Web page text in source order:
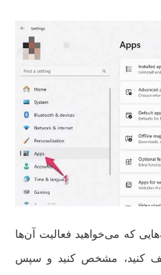
که می‌خواهید فعالیت آن‌ها
کنید، مشخص کنید و سپس